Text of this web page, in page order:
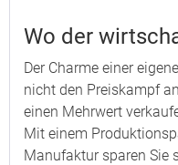
Wo der
Der Charme einer
nicht den Preiskampf
einen Mehrwert
Mit einem
Manufaktur sparen Sie